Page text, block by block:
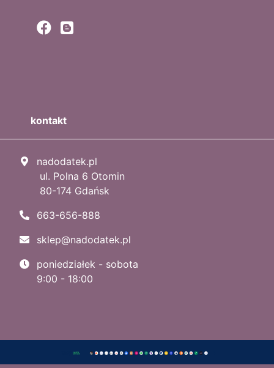
kontakt
nadodatek.pl
ul. Polna 6 Otomin
80-174 Gdańsk
663-656-888
sklep@nadodatek.pl
poniedziałek - sobota
9:00 - 18:00